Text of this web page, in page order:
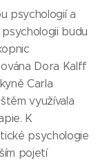
psychologií a
budu
Dora Kalff
Carla
využívala
K
psychologie
pojetí